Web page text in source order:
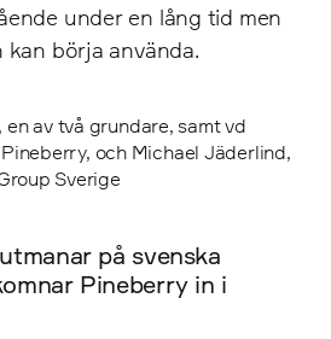
under en lång tid men
kan börja använda.
på svenska
Pineberry in i